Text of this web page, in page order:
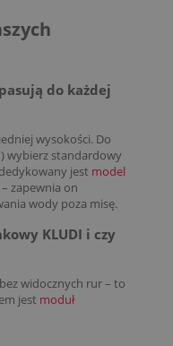
do każdej
wysokości. Do
wybierz standardowy
dedykowany jest model
– zapewnia on
wody poza misę.
KLUDI i czy
widocznych rur – to
jest moduł